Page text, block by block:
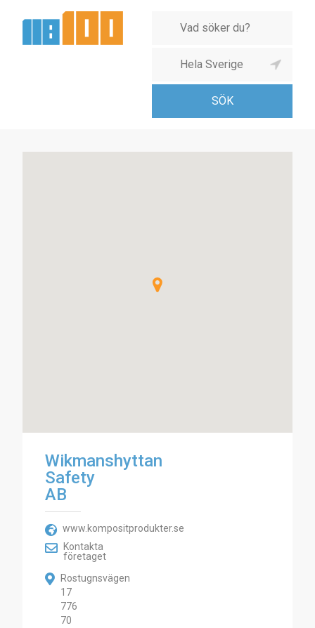
Wikmanshyttan
Safety
AB
www.kompositprodukter.se
Kontakta
företaget
Rostugnsvägen
17
776
70